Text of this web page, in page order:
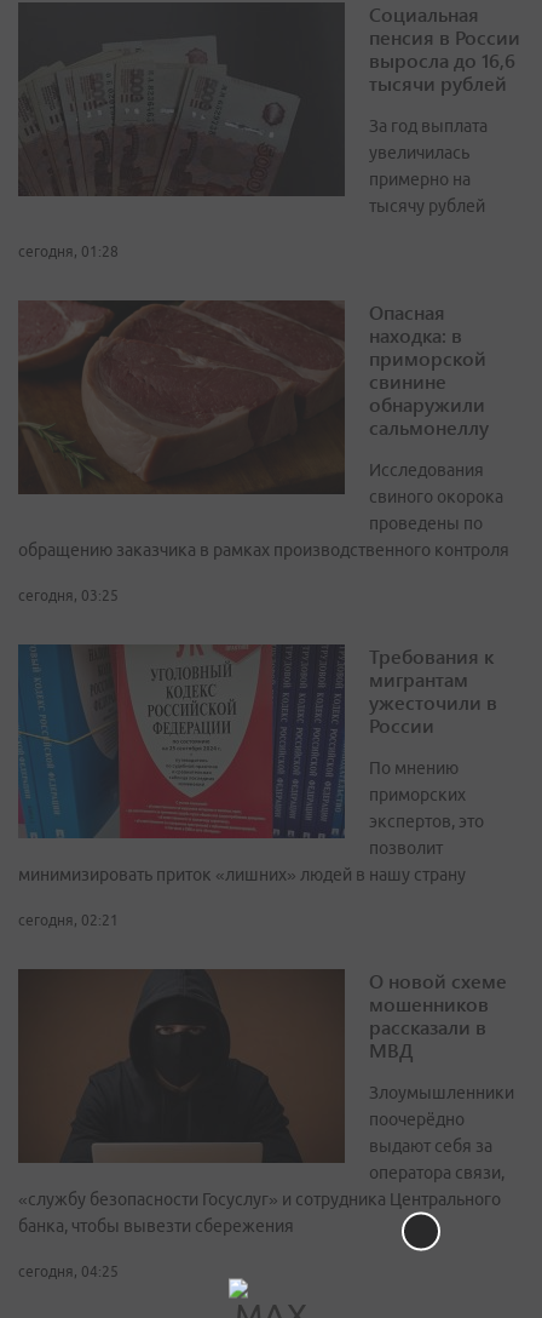
Социальная
пенсия в России
выросла до 16,6
тысячи рублей
За год выплата
увеличилась
примерно на
тысячу рублей
сегодня, 01:28
Опасная
находка: в
приморской
свинине
обнаружили
сальмонеллу
Исследования
свиного окорока
проведены по
обращению заказчика в рамках производственного контроля
сегодня, 03:25
Требования к
мигрантам
ужесточили в
России
По мнению
приморских
экспертов, это
позволит
минимизировать приток «лишних» людей в нашу страну
сегодня, 02:21
О новой схеме
мошенников
рассказали в
МВД
Злоумышленники
поочерёдно
выдают себя за
оператора связи,
«службу безопасности Госуслуг» и сотрудника Центрального
банка, чтобы вывезти сбережения
сегодня, 04:25